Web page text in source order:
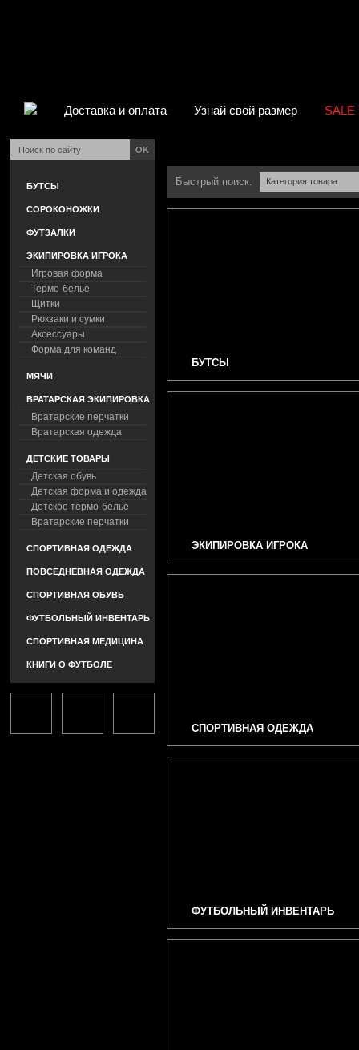
Доставка и оплата Узнай свой размер SALE
OK
БУТСЫ
СОРОКОНОЖКИ
ФУТЗАЛКИ
ЭКИПИРОВКА ИГРОКА
Игровая форма
Термо-белье
Щитки
Рюкзаки и сумки
Аксессуары
Форма для команд
МЯЧИ
ВРАТАРСКАЯ ЭКИПИРОВКА
Вратарские перчатки
Вратарская одежда
ДЕТСКИЕ ТОВАРЫ
Детская обувь
Детская форма и одежда
Детское термо-белье
Вратарские перчатки
СПОРТИВНАЯ ОДЕЖДА
ПОВСЕДНЕВНАЯ ОДЕЖДА
СПОРТИВНАЯ ОБУВЬ
ФУТБОЛЬНЫЙ ИНВЕНТАРЬ
СПОРТИВНАЯ МЕДИЦИНА
КНИГИ О ФУТБОЛЕ
Быстрый поиск: Категория товара
БУТСЫ
ЭКИПИРОВКА ИГРОКА
СПОРТИВНАЯ ОДЕЖДА
ФУТБОЛЬНЫЙ ИНВЕНТАРЬ